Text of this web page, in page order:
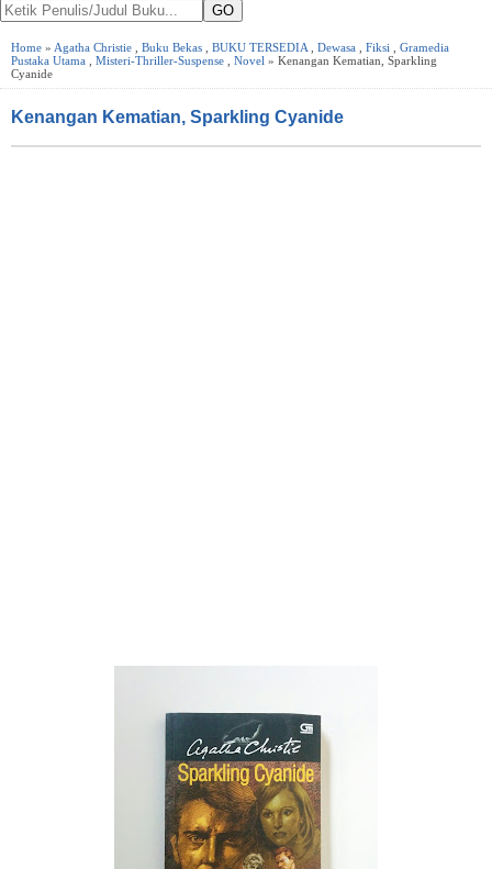
GO
Home » Agatha Christie Buku Bekas BUKU TERSEDIA Dewasa Fiksi
Gramedia
Pustaka Utama
Misteri-Thriller-Suspense Novel » Kenangan Kematian, Sparkling
Cyanide
Kenangan Kematian, Sparkling Cyanide